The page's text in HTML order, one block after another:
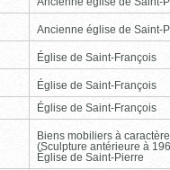
Ancienne église de Saint-
Église de Saint-François
Église de Saint-François
Église de Saint-François
Biens mobiliers à
(Sculpture antérieure à
Église de Saint-Pierre